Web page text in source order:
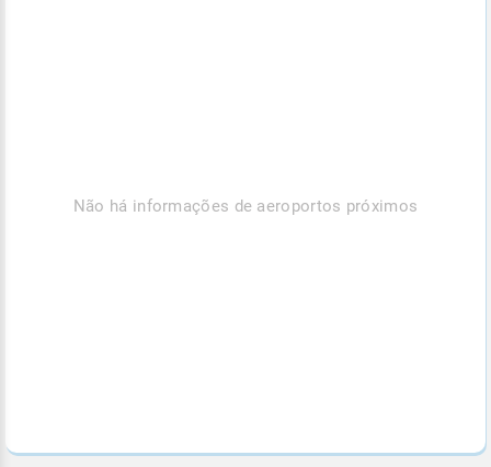
Não há informações de aeroportos próximos